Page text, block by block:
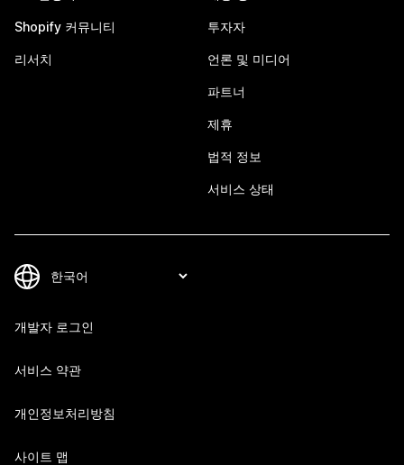
Shopify 커뮤니티
리서치
투자자
언론 및 미디어
파트너
제휴
법적 정보
서비스 상태
개발자 로그인
서비스 약관
개인정보처리방침
사이트 맵